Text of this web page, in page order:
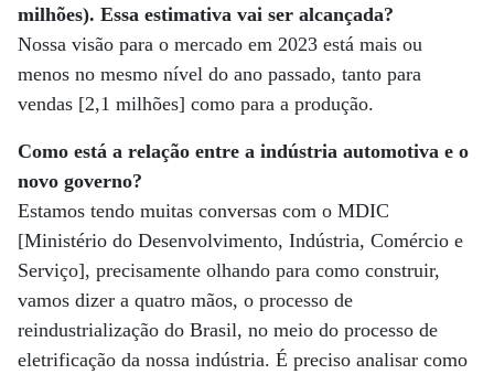
milhões). Essa estimativa vai ser alcançada?
Nossa visão para o mercado em 2023 está mais ou
menos no mesmo nível do ano passado, tanto para
vendas [2,1 milhões] como para a produção.
Como está a relação entre a indústria automotiva e o
novo governo?
Estamos tendo muitas conversas com o MDIC
[Ministério do Desenvolvimento, Indústria, Comércio e
Serviço], precisamente olhando para como construir,
vamos dizer a quatro mãos, o processo de
reindustrialização do Brasil, no meio do processo de
eletrificação da nossa indústria. É preciso analisar como